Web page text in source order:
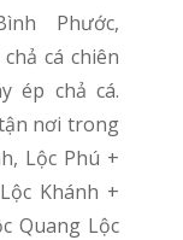
cá chiên
ép chả cá.
nơi trong
Lộc Phú +
Khánh +
Quang Lộc